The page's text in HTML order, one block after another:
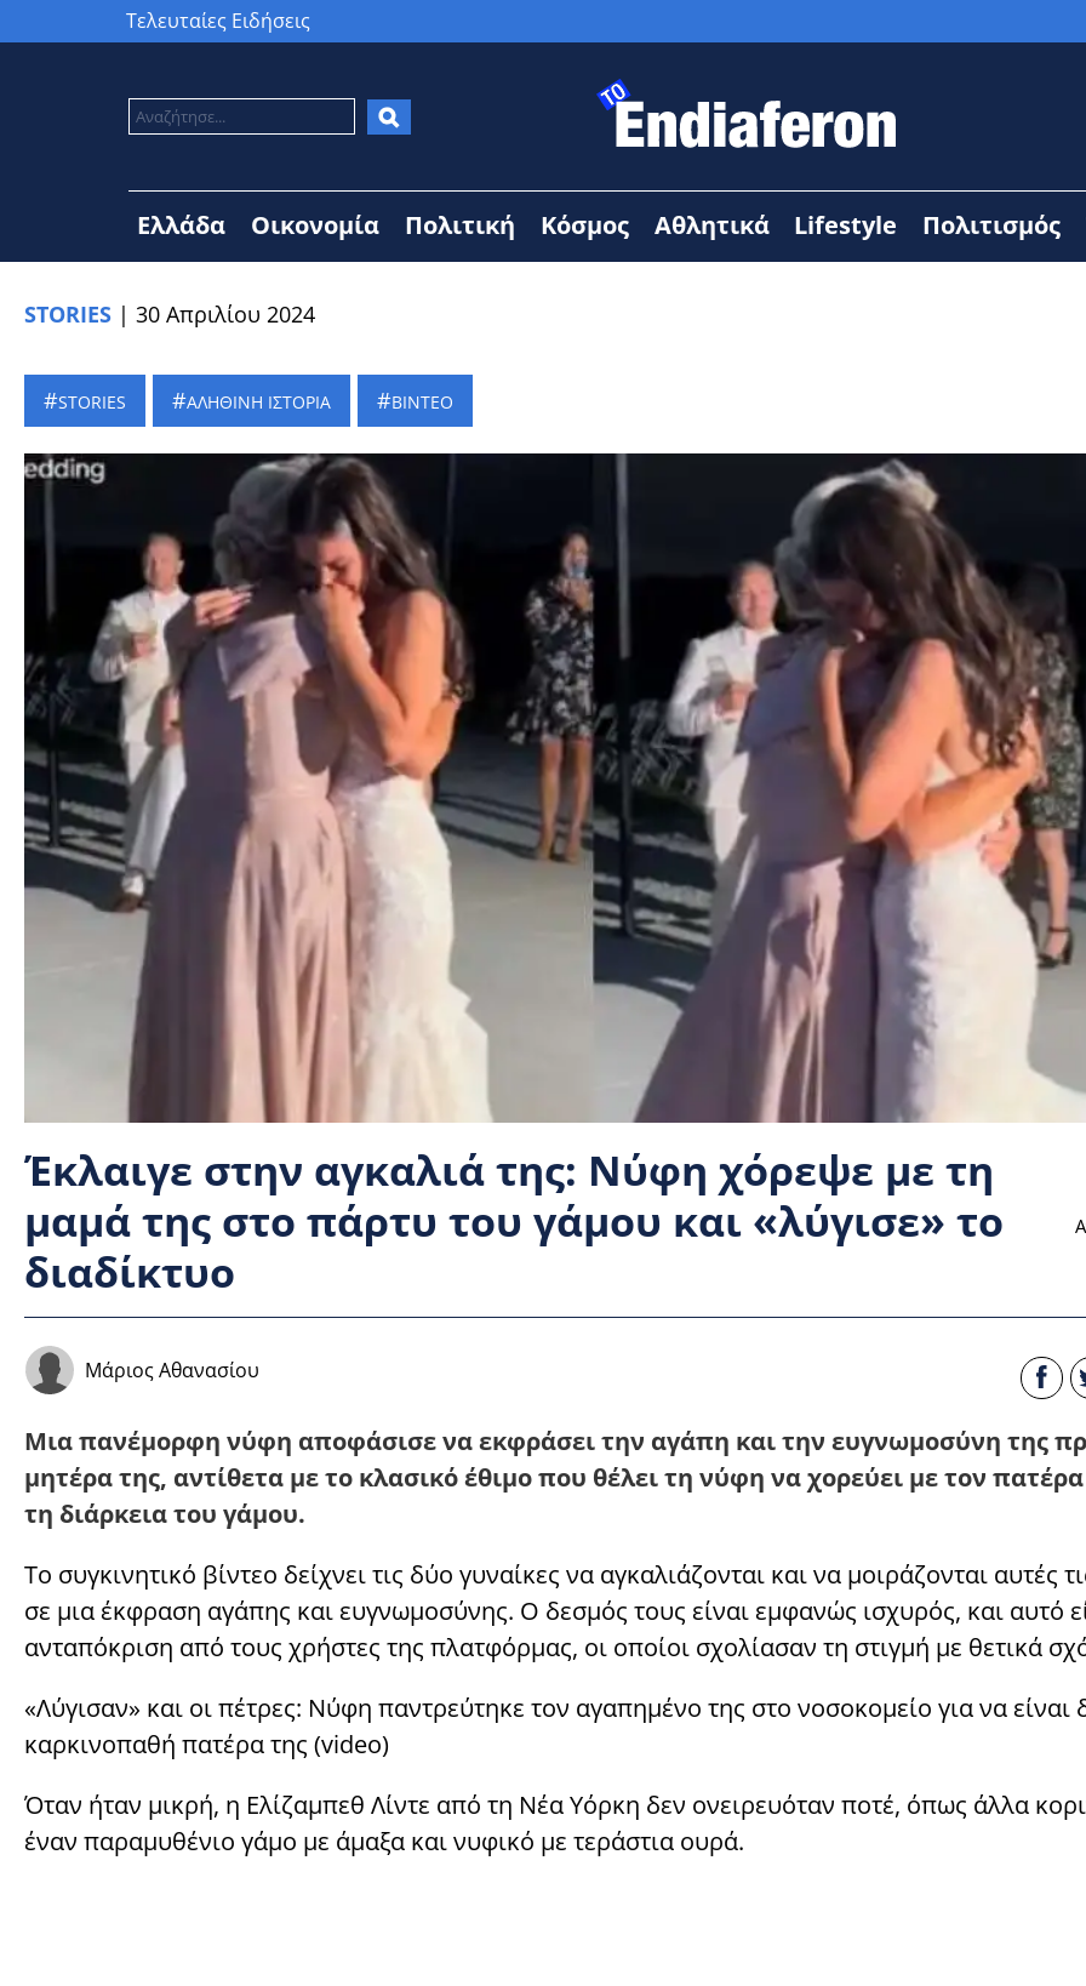
Τελευταίες Ειδήσεις
Ελλάδα Οικονομία Πολιτική Κόσμος Αθλητικά Lifestyle Πολιτισμός
STORIES | 30 Απριλίου 2024
STORIES ΑΛΗΘΙΝΗ ΙΣΤΟΡΙΑ ΒΙΝΤΕΟ
Έκλαιγε στην αγκαλιά της: Νύφη χόρεψε με τη
μαμά της στο πάρτυ του γάμου και «λύγισε» το
διαδίκτυο
Μάριος Αθανασίου
Μια πανέμορφη νύφη αποφάσισε να εκφράσει την αγάπη και την ευγνωμοσύνη της
μητέρα της, αντίθετα με το κλασικό έθιμο που θέλει τη νύφη να χορεύει με τον
τη διάρκεια του γάμου.
Το συγκινητικό βίντεο δείχνει τις δύο γυναίκες να αγκαλιάζονται και να μοιράζονται αυτές
σε μια έκφραση αγάπης και ευγνωμοσύνης. Ο δεσμός τους είναι εμφανώς ισχυρός, και αυτό
ανταπόκριση από τους χρήστες της πλατφόρμας, οι οποίοι σχολίασαν τη στιγμή με θετικά
«Λύγισαν» και οι πέτρες: Νύφη παντρεύτηκε τον αγαπημένο της στο νοσοκομείο για να είναι
καρκινοπαθή πατέρα της (video)
Όταν ήταν μικρή, η Ελίζαμπεθ Λίντε από τη Νέα Υόρκη δεν ονειρευόταν ποτέ, όπως άλλα
έναν παραμυθένιο γάμο με άμαξα και νυφικό με τεράστια ουρά.